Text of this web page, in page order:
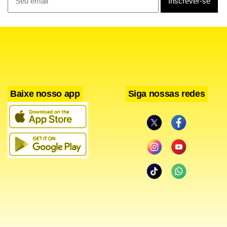
Baixe nosso app Siga nossas redes